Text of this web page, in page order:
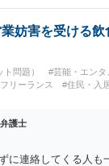
あるのか、が問題に
、詳しい契約内容や
士に相談すること
契約書、労務、債権
から別案件が発生
る企業について、
の信用や実績として
門の顧問の場合、従
に対応する必要があ
いて、相談件数、相
どを明確に定めてお
妨害を受ける飲
問題）
#芸能・エンタ
リーランス #住民・入
護士
に連絡してくる人も